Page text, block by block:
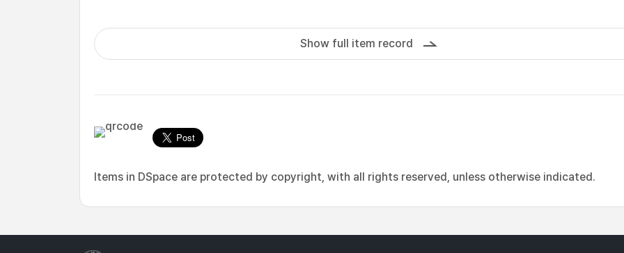
Show full item record
Items in DSpace are protected by copyright, with all rights reserved, unless otherwise indicated.